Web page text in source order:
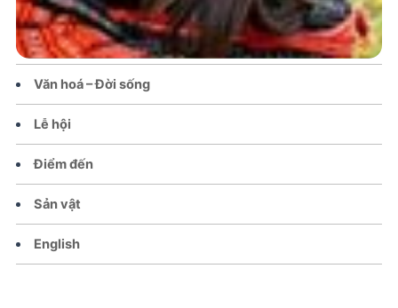
Tin tức – Sự kiện
Chính sách
Văn hoá – Đời sống
Lễ hội
Điểm đến
Sản vật
English